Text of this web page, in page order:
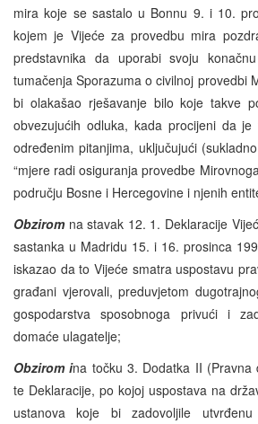
mira koje se sastalo u Bonnu 9. i 10.
kojem je Vijeće za provedbu mira
predstavnika da uporabi svoju
tumačenja Sporazuma o civilnoj provedbi
bi olakašao rješavanje bilo koje takve
obvezujućih odluka, kada procijeni da
određenim pitanjima, uključujući
“mjere radi osiguranja provedbe
području Bosne i Hercegovine i njenih
Obziromna stavak 12. 1. Deklaracije
sastanka u Madridu 15. i 16. prosinca
iskazao da to Vijeće smatra uspostavu
građani vjerovali, preduvjetom
gospodarstva sposobnoga privući i
domaće ulagatelje;
Obzirom ina točku 3. Dodatka II (Pravna
te Deklaracije, po kojoj uspostava na
ustanova koje bi zadovoljile